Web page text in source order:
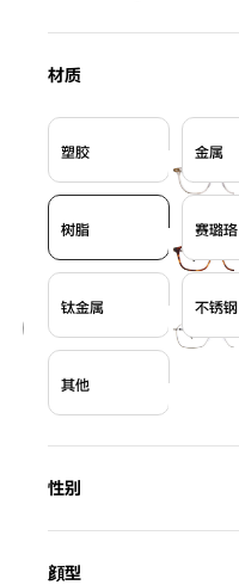
材质
塑胶 金属
树脂 赛璐珞
钛金属 不锈钢
其他
性别
顔型
OWNDAYS CONNECT
OC2002E-5A Size: M
¥16,000 含税